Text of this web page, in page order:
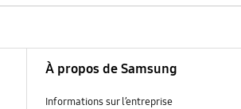
À propos de Samsung
Informations sur l’entreprise